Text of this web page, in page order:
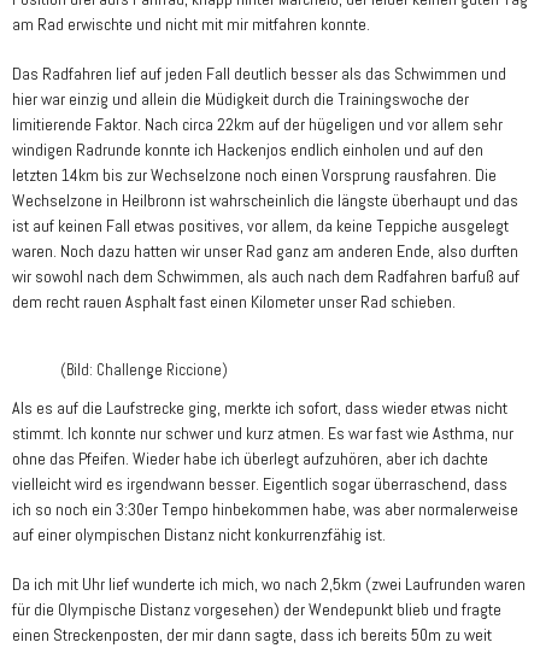
am Rad erwischte und nicht mit mir mitfahren konnte.
Das Radfahren lief auf jeden Fall deutlich besser als das Schwimmen und
hier war einzig und allein die Müdigkeit durch die Trainingswoche der
limitierende Faktor. Nach circa 22km auf der hügeligen und vor allem sehr
windigen Radrunde konnte ich Hackenjos endlich einholen und auf den
letzten 14km bis zur Wechselzone noch einen Vorsprung rausfahren. Die
Wechselzone in Heilbronn ist wahrscheinlich die längste überhaupt und das
ist auf keinen Fall etwas positives, vor allem, da keine Teppiche ausgelegt
waren. Noch dazu hatten wir unser Rad ganz am anderen Ende, also durften
wir sowohl nach dem Schwimmen, als auch nach dem Radfahren barfuß auf
dem recht rauen Asphalt fast einen Kilometer unser Rad schieben.
(Bild: Challenge Riccione)
Als es auf die Laufstrecke ging, merkte ich sofort, dass wieder etwas nicht
stimmt. Ich konnte nur schwer und kurz atmen. Es war fast wie Asthma, nur
ohne das Pfeifen. Wieder habe ich überlegt aufzuhören, aber ich dachte
vielleicht wird es irgendwann besser. Eigentlich sogar überraschend, dass
ich so noch ein 3:30er Tempo hinbekommen habe, was aber normalerweise
auf einer olympischen Distanz nicht konkurrenzfähig ist.
Da ich mit Uhr lief wunderte ich mich, wo nach 2,5km (zwei Laufrunden waren
für die Olympische Distanz vorgesehen) der Wendepunkt blieb und fragte
einen Streckenposten, der mir dann sagte, dass ich bereits 50m zu weit